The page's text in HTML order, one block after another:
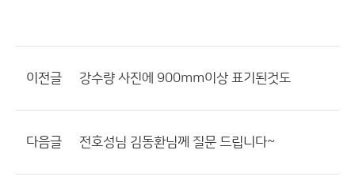
이전글 강수량 사진에 900mm이상 표기된것도
다음글 전호성님 김동환님께 질문 드립니다~